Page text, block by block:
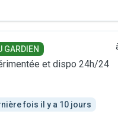
GARDIEN
et dispo 24h/24
fois il y a 10 jours